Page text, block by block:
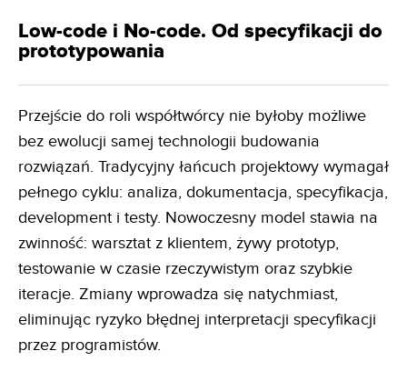
Low-code i No-code. Od specyfikacji do
prototypowania
Przejście do roli współtwórcy nie byłoby możliwe
bez ewolucji samej technologii budowania
rozwiązań. Tradycyjny łańcuch projektowy wymagał
pełnego cyklu: analiza, dokumentacja, specyfikacja,
development i testy. Nowoczesny model stawia na
zwinność: warsztat z klientem, żywy prototyp,
testowanie w czasie rzeczywistym oraz szybkie
iteracje. Zmiany wprowadza się natychmiast,
eliminując ryzyko błędnej interpretacji specyfikacji
przez programistów.